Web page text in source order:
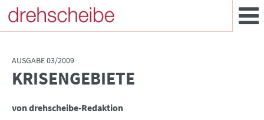
AUSGABE 03/2009
:KRISENGEBIETE
von drehscheibe-Redaktion